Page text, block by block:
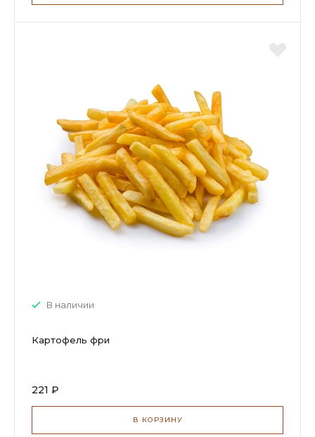
В наличии
Картофель фри
221 ₽
В КОРЗИНУ